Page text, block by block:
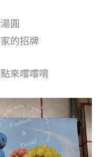
圓
的招牌
來嚐嚐唷